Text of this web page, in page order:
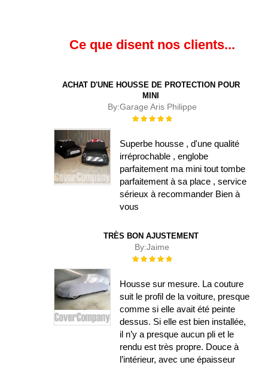
Ce que disent nos clients...
ACHAT D'UNE HOUSSE DE PROTECTION POUR
MINI
By:Garage Aris Philippe
Évaluation :
Superbe housse , d'une qualité
irréprochable , englobe
parfaitement ma mini tout tombe
parfaitement à sa place , service
sérieux à recommander Bien à
vous
TRÈS BON AJUSTEMENT
By:Jaime
Évaluation :
Housse sur mesure. La couture
suit le profil de la voiture, presque
comme si elle avait été peinte
dessus. Si elle est bien installée,
il n’y a presque aucun pli et le
rendu est très propre. Douce à
l’intérieur, avec une épaisseur